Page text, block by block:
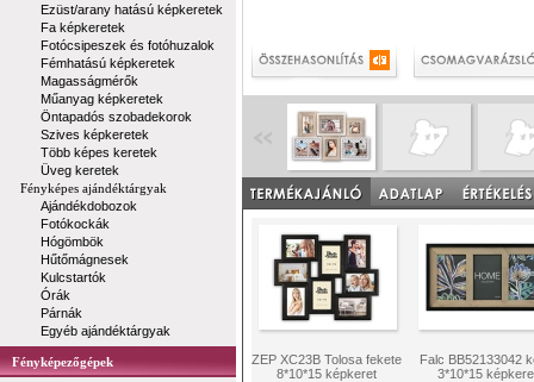
Ezüst/arany hatású képkeretek
Fa képkeretek
Fotócsipeszek és fotóhuzalok
Fémhatású képkeretek
Magasságmérők
Műanyag képkeretek
Öntapadós szobadekorok
Szives képkeretek
Több képes keretek
Üveg keretek
Fényképes ajándéktárgyak
Ajándékdobozok
Fotókockák
Hógömbök
Hűtőmágnesek
Kulcstartók
Órák
Párnák
Egyéb ajándéktárgyak
Fényképezőgépek
ZEP XC23B Tolosa fekete
8*10*15 képkeret
Falc BB52133042
3*10*15